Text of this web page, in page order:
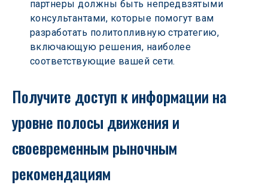
партнеры должны быть непредвзятыми
консультантами, которые помогут вам
разработать политопливную стратегию,
включающую решения, наиболее
соответствующие вашей сети.
Получите доступ к информации на
уровне полосы движения и
своевременным рыночным
рекомендациям